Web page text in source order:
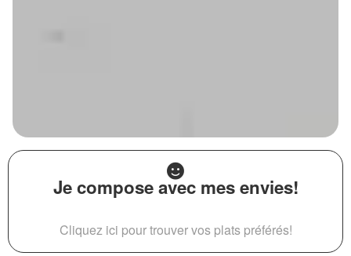
Je compose avec mes envies!
Cliquez ici pour trouver vos plats préférés!